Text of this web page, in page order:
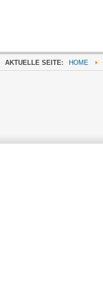
AKTUELLE SEITE: HOME